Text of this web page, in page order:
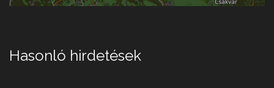
Hasonló hirdetések